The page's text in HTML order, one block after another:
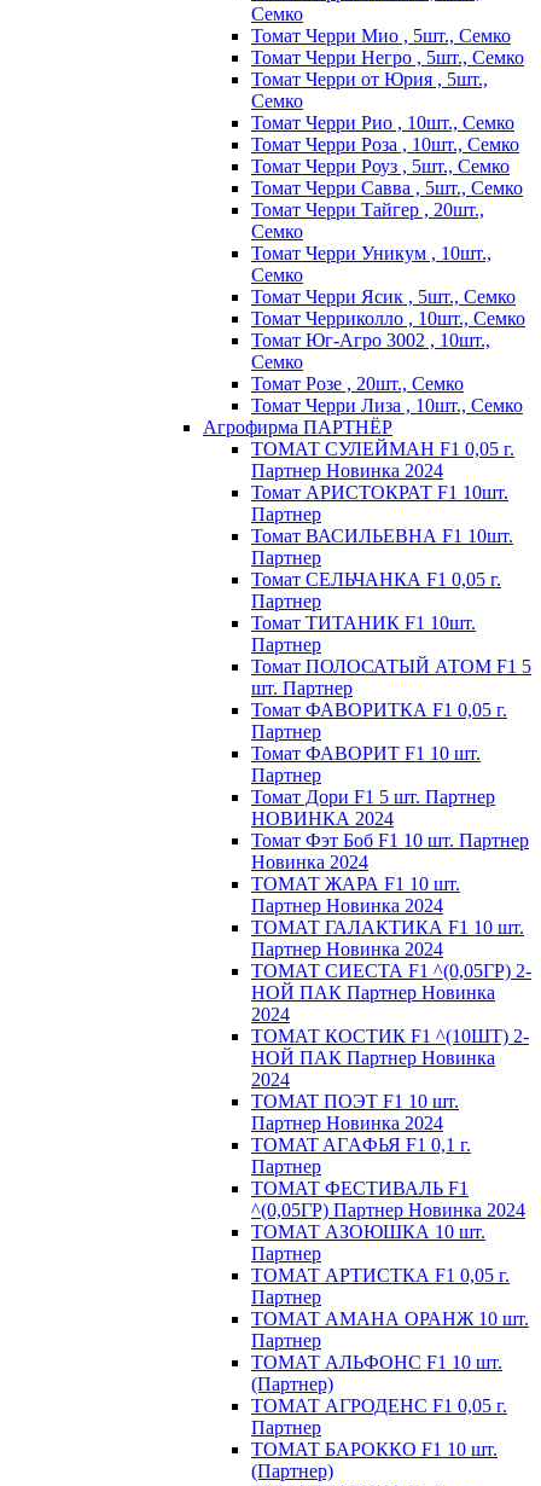
Семко
Томат Черри Мио , 5шт., Семко
Томат Черри Негро , 5шт., Семко
Томат Черри от Юрия , 5шт.,
Семко
Томат Черри Рио , 10шт., Семко
Томат Черри Роза , 10шт., Семко
Томат Черри Роуз , 5шт., Семко
Томат Черри Савва , 5шт., Семко
Томат Черри Тайгер , 20шт.,
Семко
Томат Черри Уникум , 10шт.,
Семко
Томат Черри Ясик , 5шт., Семко
Томат Черриколло , 10шт., Семко
Томат Юг-Агро 3002 , 10шт.,
Семко
Томат Розе , 20шт., Семко
Томат Черри Лиза , 10шт., Семко
Агрофирма ПАРТНЁР
ТОМАТ СУЛЕЙМАН F1 0,05 г.
Партнер Новинка 2024
Томат АРИСТОКРАТ F1 10шт.
Партнер
Томат ВАСИЛЬЕВНА F1 10шт.
Партнер
Томат СЕЛЬЧАНКА F1 0,05 г.
Партнер
Томат ТИТАНИК F1 10шт.
Партнер
Томат ПОЛОСАТЫЙ АТОМ F1 5
шт. Партнер
Томат ФАВОРИТКА F1 0,05 г.
Партнер
Томат ФАВОРИТ F1 10 шт.
Партнер
Томат Дори F1 5 шт. Партнер
НОВИНКА 2024
Томат Фэт Боб F1 10 шт. Партнер
Новинка 2024
ТОМАТ ЖАРА F1 10 шт.
Партнер Новинка 2024
ТОМАТ ГАЛАКТИКА F1 10 шт.
Партнер Новинка 2024
ТОМАТ СИЕСТА F1 ^(0,05ГР) 2-
НОЙ ПАК Партнер Новинка
2024
ТОМАТ КОСТИК F1 ^(10ШТ) 2-
НОЙ ПАК Партнер Новинка
2024
TOMAT ПOЭT F1 10 шт.
Пapтнeр Новинка 2024
TOMAT AГAФЬЯ F1 0,1 г.
Пapтнep
ТОМАТ ФЕСТИВАЛЬ F1
^(0,05ГР) Партнер Новинка 2024
ТОМАТ АЗОЮШКА 10 шт.
Партнер
ТОМАТ АРТИСТКА F1 0,05 г.
Партнер
ТОМАТ АМАНА ОРАНЖ 10 шт.
Партнер
ТОМАТ АЛЬФОНС F1 10 шт.
(Партнер)
ТОМАТ АГРОДЕНС F1 0,05 г.
Партнер
ТОМАТ БАРОККО F1 10 шт.
(Партнер)